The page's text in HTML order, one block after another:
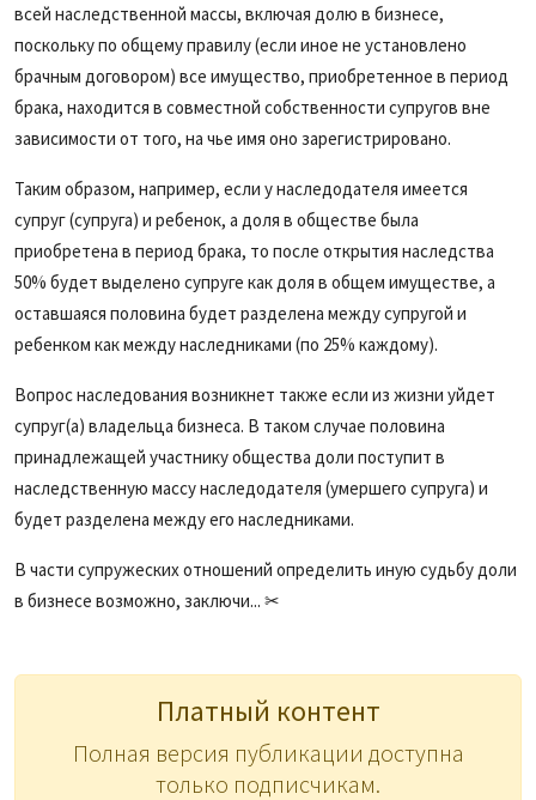
всей наследственной массы, включая долю в бизнесе,
поскольку по общему правилу (если иное не установлено
брачным договором) все имущество, приобретенное в период
брака, находится в совместной собственности супругов вне
зависимости от того, на чье имя оно зарегистрировано.
Таким образом, например, если у наследодателя имеется
супруг (супруга) и ребенок, а доля в обществе была
приобретена в период брака, то после открытия наследства
50% будет выделено супруге как доля в общем имуществе, а
оставшаяся половина будет разделена между супругой и
ребенком как между наследниками (по 25% каждому).
Вопрос наследования возникнет также если из жизни уйдет
супруг(а) владельца бизнеса. В таком случае половина
принадлежащей участнику общества доли поступит в
наследственную массу наследодателя (умершего супруга) и
будет разделена между его наследниками.
В части супружеских отношений определить иную судьбу доли
в бизнесе возможно, заключи... ✂
Платный контент
Полная версия публикации доступна
только подписчикам.